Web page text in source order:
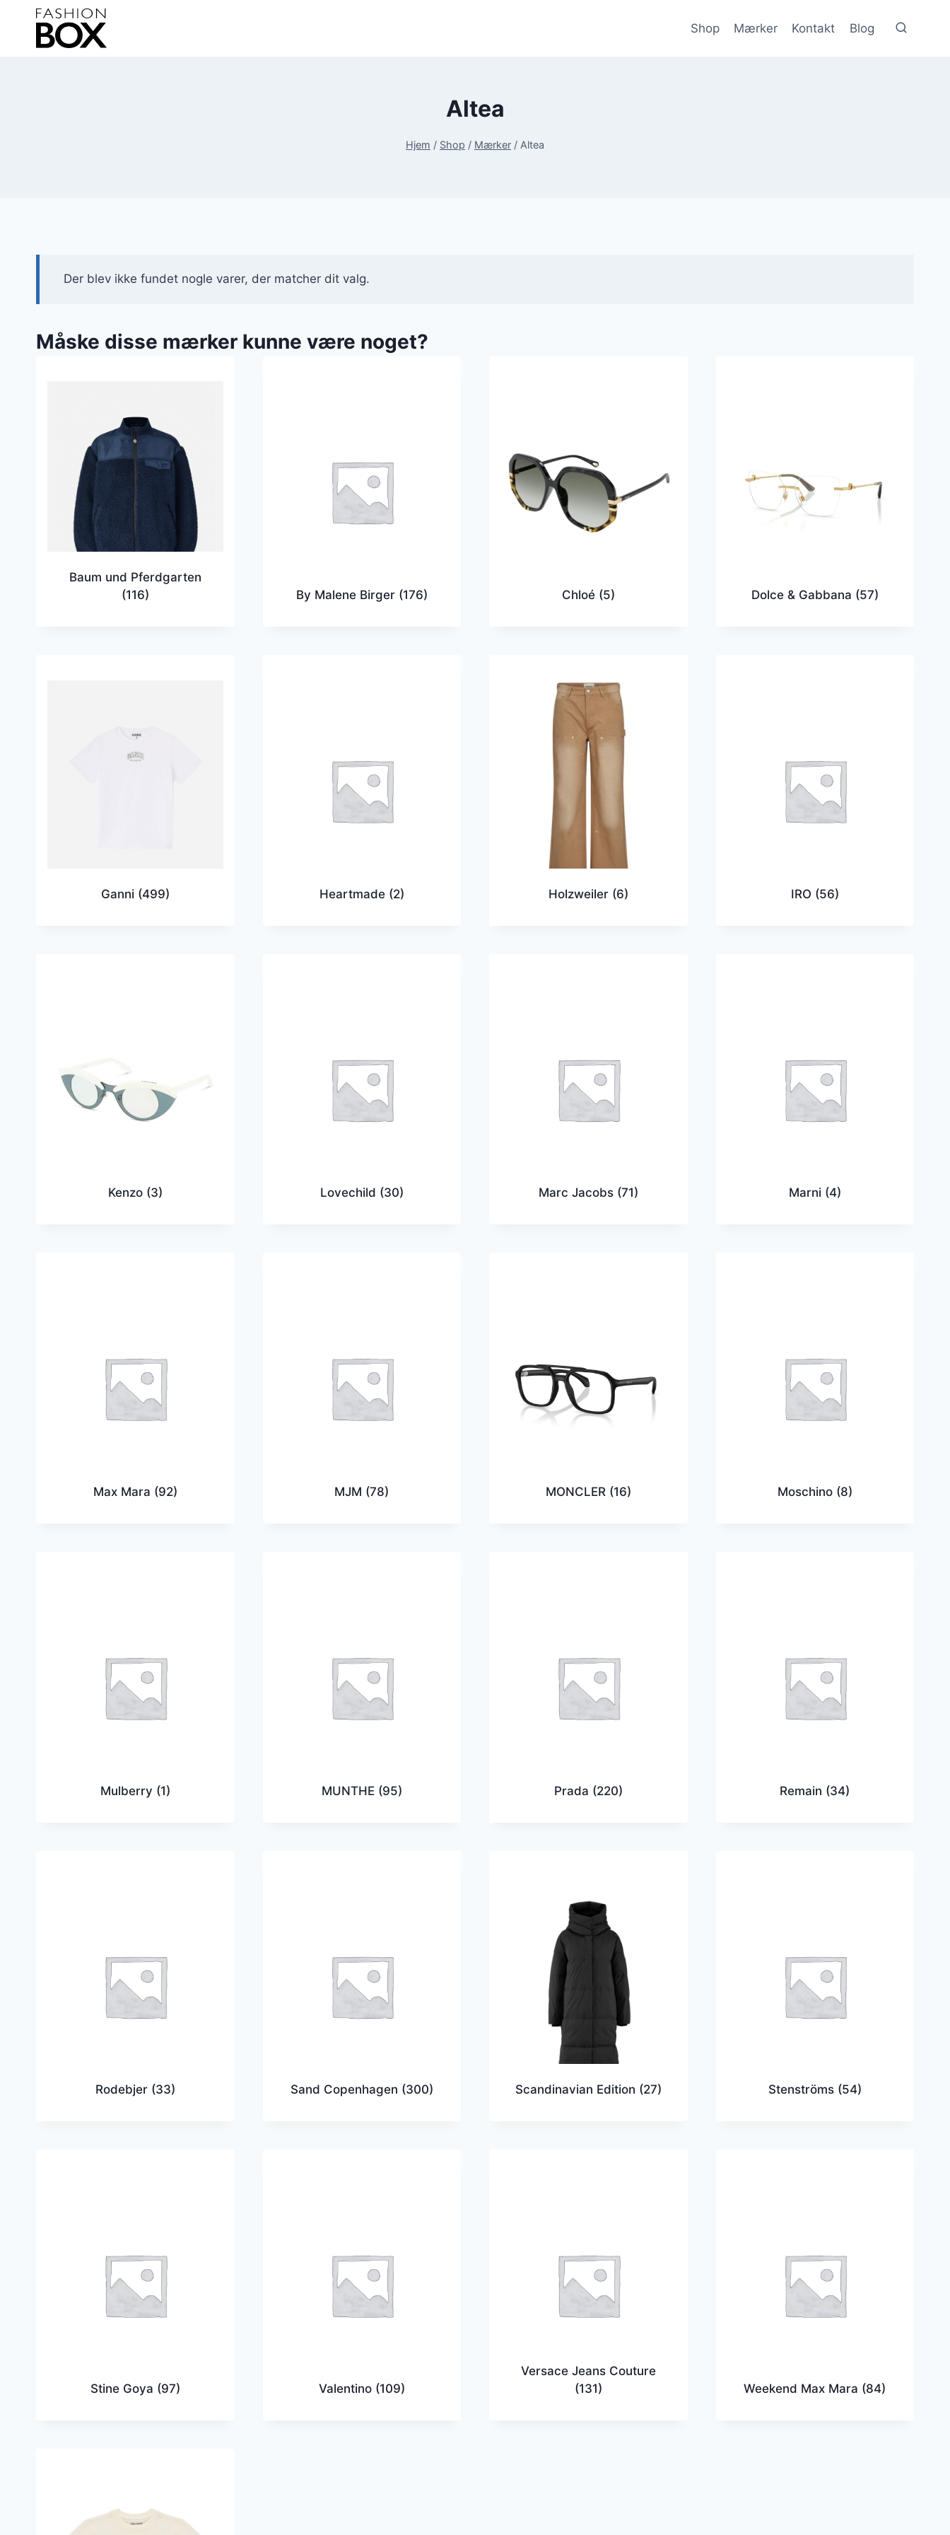
Fortsæt
indhold
Shop Mærker Kontakt Blog
Altea
Hjem / Shop / Mærker / Altea
Der blev ikke fundet nogle varer, der matcher dit valg.
Måske disse mærker kunne være noget?
Baum und Pferdgarten
(116)
By Malene Birger (176) Chloé (5) Dolce & Gabbana (57)
Ganni (499) Heartmade (2) Holzweiler (6) IRO (56)
Kenzo (3) Lovechild (30) Marc Jacobs (71) Marni (4)
Max Mara (92) MJM (78) MONCLER (16) Moschino (8)
Mulberry (1) MUNTHE (95) Prada (220) Remain (34)
Rodebjer (33) Sand Copenhagen (300) Scandinavian Edition (27) Stenströms (54)
Stine Goya (97) Valentino (109)
Versace Jeans Couture
(131)
Weekend Max Mara (84)